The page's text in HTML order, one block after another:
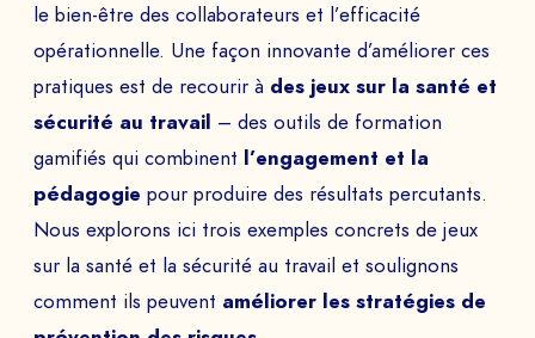
le bien-être des collaborateurs et l’efficacité
opérationnelle. Une façon innovante d’améliorer ces
pratiques est de recourir à des jeux sur la santé et
sécurité au travail – des outils de formation
gamifiés qui combinent l’engagement et la
pédagogie pour produire des résultats percutants.
Nous explorons ici trois exemples concrets de jeux
sur la santé et la sécurité au travail et soulignons
comment ils peuvent améliorer les stratégies de